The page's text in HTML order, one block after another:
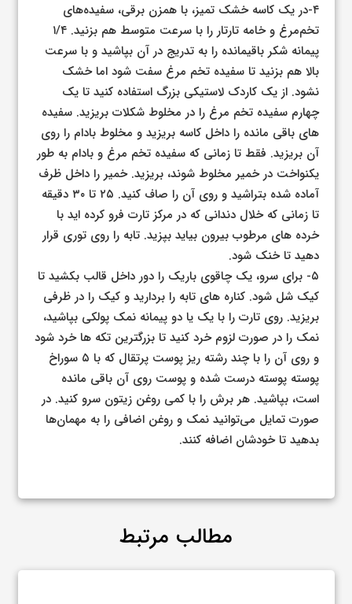
۴-در یک کاسه خشک تمیز، با همزن برقی، سفیده‌های
تخم‌مرغ و خامه تارتار را با سرعت متوسط ​​هم بزنید. ۱/۴
پیمانه شکر باقیمانده را به تدریج در آن بپاشید و با سرعت
بالا هم بزنید تا سفیده تخم مرغ سفت شود اما خشک
نشود. از یک کاردک لاستیکی بزرگ استفاده کنید تا یک
چهارم سفیده تخم مرغ را در مخلوط شکلات بریزید. سفیده
های باقی مانده را داخل کاسه بریزید و مخلوط بادام را روی
آن بریزید. فقط تا زمانی که سفیده تخم مرغ و بادام به طور
یکنواخت در خمیر مخلوط شوند، بریزید. خمیر را داخل ظرف
آماده شده بتراشید و روی آن را صاف کنید. ۲۵ تا ۳۰ دقیقه
تا زمانی که خلال دندانی که در مرکز تارت فرو کرده اید با
خرده های مرطوب بیرون بیاید بپزید. تابه را روی توری قرار
دهید تا خنک شود.
۵- برای سرو، یک چاقوی باریک را دور داخل قالب بکشید تا
کیک شل شود. کناره های تابه را بردارید و کیک را در ظرفی
بریزید. روی تارت را با یک یا دو پیمانه نمک پولکی بپاشید،
نمک را در صورت لزوم خرد کنید تا بزرگترین تکه ها خرد شود
و روی آن را با چند رشته ریز پوست پرتقال که با ۵ سوراخ
پوسته پوسته درست شده و پوست روی آن باقی مانده
است، بپاشید. هر برش را با کمی روغن زیتون سرو کنید. در
صورت تمایل می‌توانید نمک و روغن اضافی را به مهمان‌ها
بدهید تا خودشان اضافه کنند.
مطالب مرتبط